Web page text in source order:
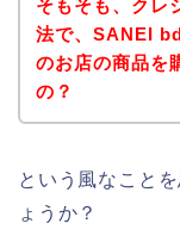
そもそも、クレ
法で、SANEI
のお店の商品を
の？
という風なこと
ょうか？